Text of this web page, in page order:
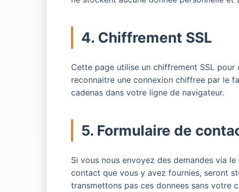
4. Chiffrement SSL
Cette page utilise un chiffrement SSL
reconnaitre une connexion chiffree par le
cadenas dans votre ligne de navigateur.
5. Formulaire de
Si vous nous envoyez des demandes via
contact que vous y avez fournies, seront
transmettons pas ces donnees sans votre